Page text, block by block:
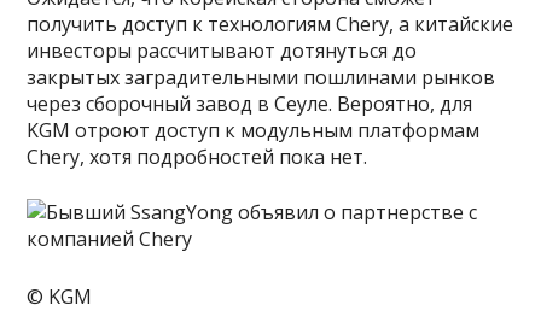
получить доступ к технологиям Chery, а китайские
инвесторы рассчитывают дотянуться до
закрытых заградительными пошлинами рынков
через сборочный завод в Сеуле. Вероятно, для
KGM отроют доступ к модульным платформам
Chery, хотя подробностей пока нет.
© KGM